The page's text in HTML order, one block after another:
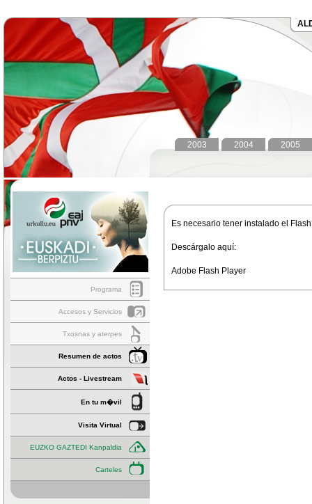
2005
2004
2003
Programa
Accesos y Servicios
Txosnas y aterpes
Resumen de actos
Actos - Livestream
En tu m�vil
Visita Virtual
EUZKO GAZTEDI Kanpaldia
Carteles
Es necesario tener instalado el
Descárgalo aquí:
Adobe Flash Player